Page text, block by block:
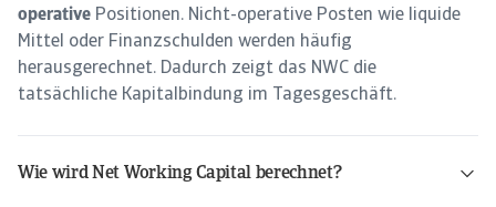
operative Positionen. Nicht-operative Posten wie liquide
Mittel oder Finanzschulden werden häufig
herausgerechnet. Dadurch zeigt das NWC die
tatsächliche Kapitalbindung im Tagesgeschäft.
Wie wird Net Working Capital berechnet?